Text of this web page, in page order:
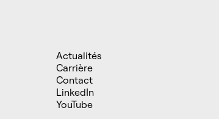
Actualités
Carrière
Contact
LinkedIn
YouTube